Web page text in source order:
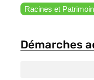
Racines et
Démarches